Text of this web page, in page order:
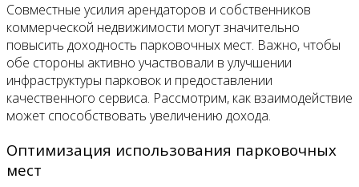
Совместные усилия арендаторов и собственников
коммерческой недвижимости могут значительно
повысить доходность парковочных мест. Важно, чтобы
обе стороны активно участвовали в улучшении
инфраструктуры парковок и предоставлении
качественного сервиса. Рассмотрим, как взаимодействие
может способствовать увеличению дохода.
Оптимизация использования парковочных
мест